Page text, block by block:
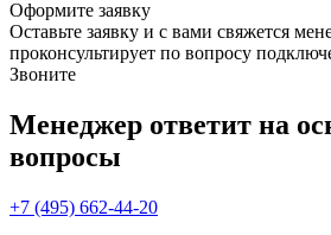
Оформите заявку
Оставьте заявку и с вами свяжется
проконсультирует по вопросу
Звоните
Менеджер ответит на
вопросы
+7 (495) 662-44-20